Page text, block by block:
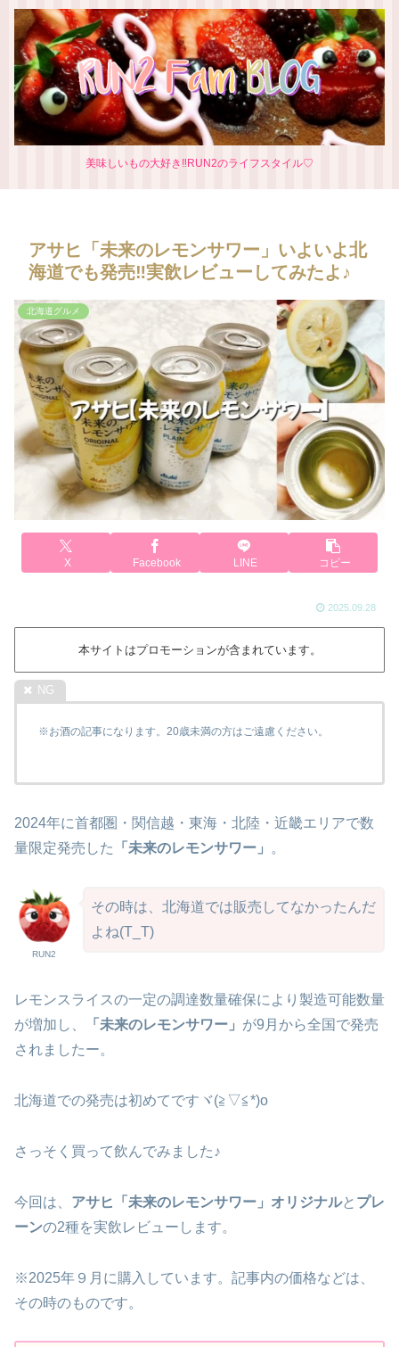
美味しいもの大好き‼RUN2のライフスタイル♡
アサヒ「未来のレモンサワー」いよいよ北
海道でも発売‼実飲レビューしてみたよ♪
北海道グルメ
X Facebook LINE コピー
2025.09.28
本サイトはプロモーションが含まれています。
※お酒の記事になります。20歳未満の方はご遠慮ください。
2024年に首都圏・関信越・東海・北陸・近畿エリアで数
量限定発売した
「未来のレモンサワー」 。
RUN2
その時は、北海道では販売してなかったんだ
よね(T_T)
レモンスライスの一定の調達数量確保により製造可能数量
が増加し、
「未来のレモンサワー」 が9月から全国で発売
されましたー。
北海道での発売は初めてですヾ(≧▽≦*)o
さっそく買って飲んでみました♪
今回は、 アサヒ「未来のレモンサワー」オリジナルと プレ
ーンの2種を実飲レビューします。
※2025年９月に購入しています。記事内の価格などは、
その時のものです。